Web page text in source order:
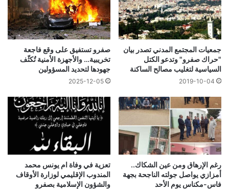
جمعيات المجتمع المدني تصدر بيان
"حراك صفرو" وتدعو الكتل
السياسية لتغليب مصالح الساكنة
2019-10-04
صفرو تستفيق على وقع فاجعة
تخريبية… والأجهزة الأمنية تُكثّف
جهودها لتحديد المسؤولين
2025-12-05
رغم الإرهاق ومن عين الشكاك..
أمزازي يواصل جولته الناجحة بجهة
فاس-مكناس يوم الأحد
تعزية في وفاة ام يونس محمد
المندوب الإقليمي لوزارة الأوقاف
والشؤون الإسلامية بصفرو